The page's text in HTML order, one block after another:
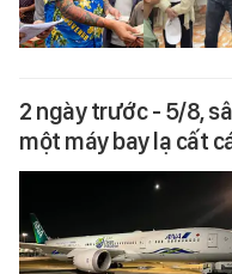
2 ngày trước - 5/8,
một máy bay lạ cất